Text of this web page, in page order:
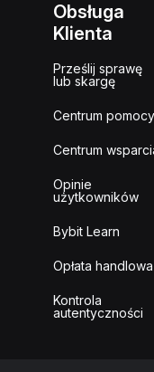
Obsługa
Klienta
Prześlij sprawę
lub skargę
Centrum pomocy
Centrum
Opinie
użytkowników
Bybit Learn
Opłata handlowa
Kontrola
autentyczności